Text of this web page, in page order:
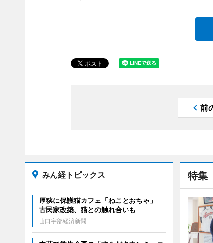
前
特集
みん経トピックス
厚狭に保護猫カフェ「ねことおちゃ」
古民家改築、猫との触れ合いも
山口宇部経済新聞